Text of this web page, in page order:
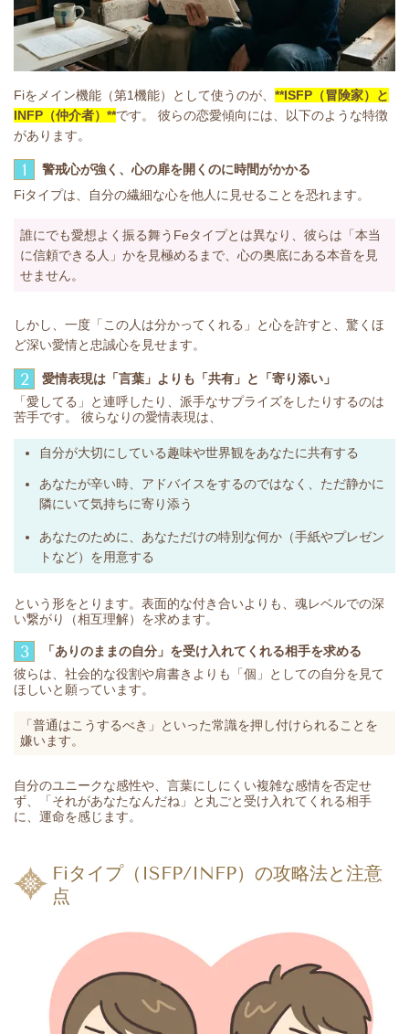
Fiをメイン機能（第1機能）として使うのが、 **ISFP（冒険家）と
INFP（仲介者）**です。 彼らの恋愛傾向には、以下のような特徴
があります。
1 警戒心が強く、心の扉を開くのに時間がかかる
Fiタイプは、自分の繊細な心を他人に見せることを恐れます。
誰にでも愛想よく振る舞うFeタイプとは異なり、彼らは「本当
に信頼できる人」かを見極めるまで、心の奥底にある本音を見
せません。
しかし、一度「この人は分かってくれる」と心を許すと、驚くほ
ど深い愛情と忠誠心を見せます。
2 愛情表現は「言葉」よりも「共有」と「寄り添い」
「愛してる」と連呼したり、派手なサプライズをしたりするのは
苦手です。 彼らなりの愛情表現は、
自分が大切にしている趣味や世界観をあなたに共有する
あなたが辛い時、アドバイスをするのではなく、ただ静かに
隣にいて気持ちに寄り添う
あなたのために、あなただけの特別な何か（手紙やプレゼン
トなど）を用意する
という形をとります。表面的な付き合いよりも、魂レベルでの深
い繋がり（相互理解）を求めます。
3 「ありのままの自分」を受け入れてくれる相手を求める
彼らは、社会的な役割や肩書きよりも「個」としての自分を見て
ほしいと願っています。
「普通はこうするべき」といった常識を押し付けられることを
嫌います。
自分のユニークな感性や、言葉にしにくい複雑な感情を否定せ
ず、「それがあなたなんだね」と丸ごと受け入れてくれる相手
に、運命を感じます。
Fiタイプ（ISFP/INFP）の攻略法と注意
点